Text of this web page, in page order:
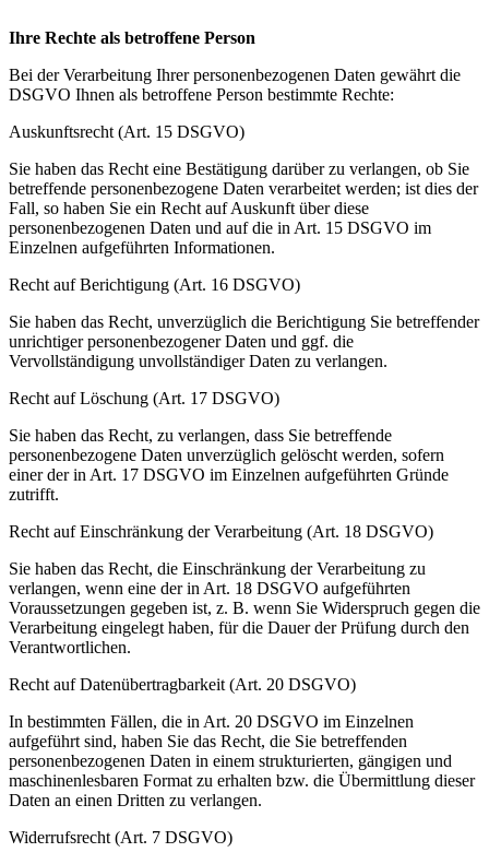
Ihre Rechte als betroffene Person
Bei der Verarbeitung Ihrer personenbezogenen Daten gewährt die
DSGVO Ihnen als betroffene Person bestimmte Rechte:
Auskunftsrecht (Art. 15 DSGVO)
Sie haben das Recht eine Bestätigung darüber zu verlangen, ob Sie
betreffende personenbezogene Daten verarbeitet werden; ist dies der
Fall, so haben Sie ein Recht auf Auskunft über diese
personenbezogenen Daten und auf die in Art. 15 DSGVO im
Einzelnen aufgeführten Informationen.
Recht auf Berichtigung (Art. 16 DSGVO)
Sie haben das Recht, unverzüglich die Berichtigung Sie betreffender
unrichtiger personenbezogener Daten und ggf. die
Vervollständigung unvollständiger Daten zu verlangen.
Recht auf Löschung (Art. 17 DSGVO)
Sie haben das Recht, zu verlangen, dass Sie betreffende
personenbezogene Daten unverzüglich gelöscht werden, sofern
einer der in Art. 17 DSGVO im Einzelnen aufgeführten Gründe
zutrifft.
Recht auf Einschränkung der Verarbeitung (Art. 18 DSGVO)
Sie haben das Recht, die Einschränkung der Verarbeitung zu
verlangen, wenn eine der in Art. 18 DSGVO aufgeführten
Voraussetzungen gegeben ist, z. B. wenn Sie Widerspruch gegen die
Verarbeitung eingelegt haben, für die Dauer der Prüfung durch den
Verantwortlichen.
Recht auf Datenübertragbarkeit (Art. 20 DSGVO)
In bestimmten Fällen, die in Art. 20 DSGVO im Einzelnen
aufgeführt sind, haben Sie das Recht, die Sie betreffenden
personenbezogenen Daten in einem strukturierten, gängigen und
maschinenlesbaren Format zu erhalten bzw. die Übermittlung dieser
Daten an einen Dritten zu verlangen.
Widerrufsrecht (Art. 7 DSGVO)